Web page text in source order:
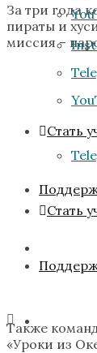
Стать
Стать
За три года
пираты и
миссия –
Также
«Уроки из